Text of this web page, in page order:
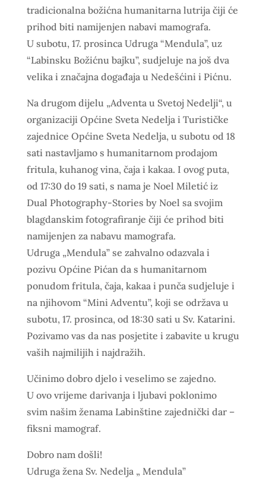
tradicionalna božićna humanitarna lutrija čiji će
prihod biti namijenjen nabavi mamografa.
U subotu, 17. prosinca Udruga “Mendula”, uz
“Labinsku Božićnu bajku”, sudjeluje na još dva
velika i značajna događaja u Nedešćini i Pićnu.
Na drugom dijelu „Adventa u Svetoj Nedelji“, u
organizaciji Općine Sveta Nedelja i Turističke
zajednice Općine Sveta Nedelja, u subotu od 18
sati nastavljamo s humanitarnom prodajom
fritula, kuhanog vina, čaja i kakaa. I ovog puta,
od 17:30 do 19 sati, s nama je Noel Miletić iz
Dual Photography-Stories by Noel sa svojim
blagdanskim fotografiranje čiji će prihod biti
namijenjen za nabavu mamografa.
Udruga „Mendula” se zahvalno odazvala i
pozivu Općine Pićan da s humanitarnom
ponudom fritula, čaja, kakaa i punča sudjeluje i
na njihovom “Mini Adventu”, koji se održava u
subotu, 17. prosinca, od 18:30 sati u Sv. Katarini.
Pozivamo vas da nas posjetite i zabavite u krugu
vaših najmilijih i najdražih.
Učinimo dobro djelo i veselimo se zajedno.
U ovo vrijeme darivanja i ljubavi poklonimo
svim našim ženama Labinštine zajednički dar –
fiksni mamograf.
Dobro nam došli!
Udruga žena Sv. Nedelja „ Mendula”